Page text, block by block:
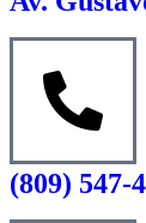
(809) 547-